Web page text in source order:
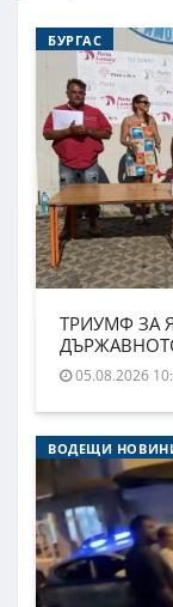
БУРГАС
ТРИУМФ ЗА
05.08.2026
ВОДЕЩИ